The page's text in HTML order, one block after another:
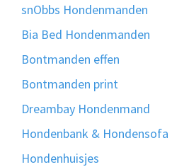
snObbs Hondenmanden
Bia Bed Hondenmanden
Bontmanden effen
Bontmanden print
Dreambay Hondenmand
Hondenbank & Hondensofa
Hondenhuisjes